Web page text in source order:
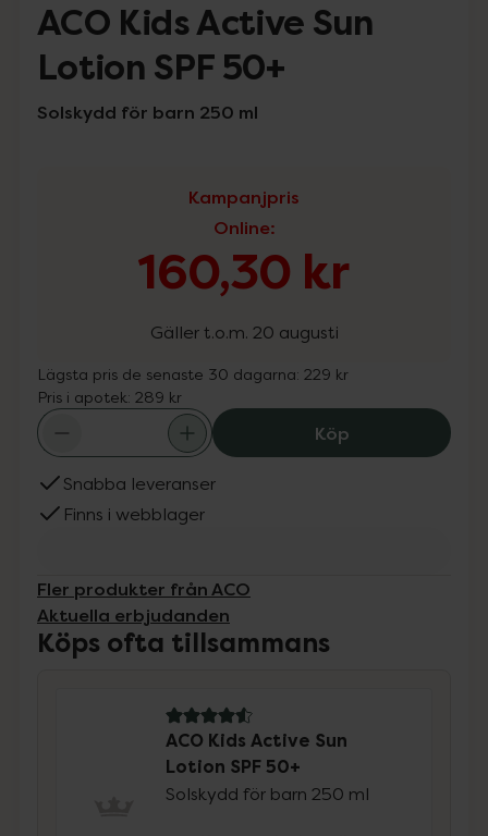
ACO Kids Active Sun
Lotion SPF 50+
Solskydd för barn 250 ml
Kampanjpris
Online:
160,30 kr
Gäller t.o.m. 20 augusti
Lägsta pris de senaste 30 dagarna: 229 kr
Pris i apotek: 289 kr
KöpACO Kids
Snabba leveranser
Finns i webblager
Fler produkter från ACO
Aktuella erbjudanden
Köps ofta tillsammans
4.6 av 5 i omdöme
ACO Kids Active Sun
Lotion SPF 50+
Solskydd för barn 250 ml